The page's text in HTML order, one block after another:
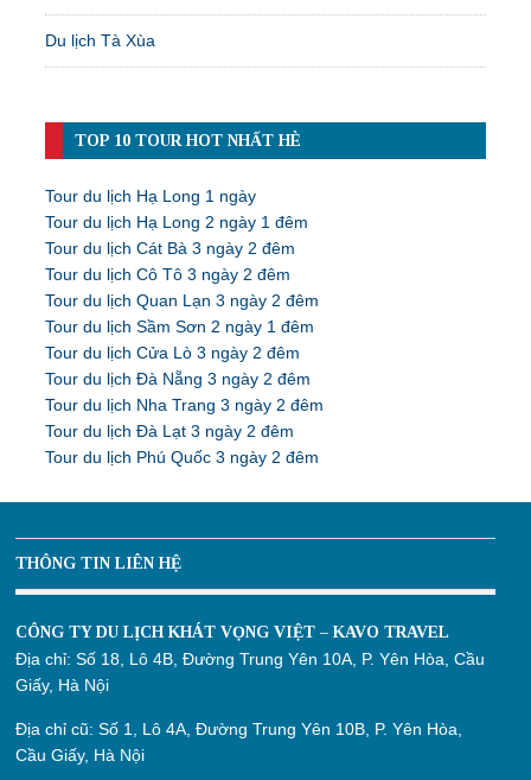
Du lịch Tà Xùa
TOP 10 TOUR HOT NHẤT HÈ
Tour du lịch Hạ Long 1 ngày
Tour du lịch Hạ Long 2 ngày 1 đêm
Tour du lịch Cát Bà 3 ngày 2 đêm
Tour du lịch Cô Tô 3 ngày 2 đêm
Tour du lịch Quan Lạn 3 ngày 2 đêm
Tour du lịch Sầm Sơn 2 ngày 1 đêm
Tour du lịch Cửa Lò 3 ngày 2 đêm
Tour du lịch Đà Nẵng 3 ngày 2 đêm
Tour du lịch Nha Trang 3 ngày 2 đêm
Tour du lịch Đà Lạt 3 ngày 2 đêm
Tour du lịch Phú Quốc 3 ngày 2 đêm
THÔNG TIN LIÊN HỆ
CÔNG TY DU LỊCH KHÁT VỌNG VIỆT – KAVO TRAVEL
Địa chỉ:Số 18, Lô 4B, Đường Trung Yên 10A, P. Yên Hòa, Cầu
Giấy, Hà Nội
Địa chỉ cũ:Số 1, Lô 4A, Đường Trung Yên 10B, P. Yên Hòa,
Cầu Giấy, Hà Nội